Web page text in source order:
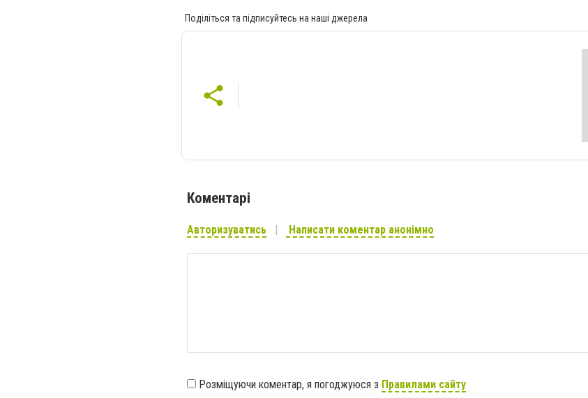
Поділіться та підписуйтесь на наші джерела
Коментарі
Авторизуватись Написати коментар анонімно
Розміщуючи коментар, я погоджуюся з Правилами сайту